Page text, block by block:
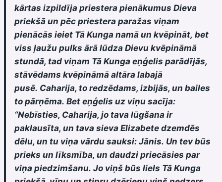
kārtas izpildīja priestera pienākumus Dieva
priekšā un pēc priestera paražas viņam
pienācās ieiet Tā Kunga namā un kvēpināt, bet
viss ļaužu pulks ārā lūdza Dievu kvēpināmā
stundā, tad viņam Tā Kunga eņģelis parādījās,
stāvēdams kvēpināmā altāra labajā
pusē. Caharija, to redzēdams, izbijās, un bailes
to pārņēma. Bet eņģelis uz viņu sacīja:
“Nebīsties, Caharija, jo tava lūgšana ir
paklausīta, un tava sieva Elizabete dzemdēs
dēlu, un tu viņa vārdu sauksi: Jānis. Un tev būs
prieks un līksmība, un daudzi priecāsies par
viņa piedzimšanu. Jo viņš būs liels Tā Kunga